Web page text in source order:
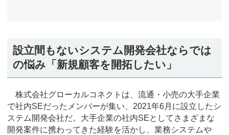
設立間もないシステム開発会社ならでは
の悩み「新規顧客を開拓したい」
株式会社グローカルコネクトは、流通・小売の大手企業
で社内SEだったメンバーが集い、2021年6月に設立したシ
ステム開発会社だ。大手企業の社内SEとしてさまざまな
開発案件に携わってきた経験を活かし、業務システムや